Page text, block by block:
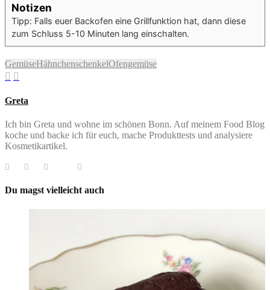
Notizen
Tipp: Falls euer Backofen eine Grillfunktion hat, dann diese
zum Schluss 5-10 Minuten lang einschalten.
GemüseHähnchenschenkelOfengemüse
Greta
Ich bin Greta und wohne im schönen Bonn. Auf meinem Food Blog
koche und backe ich für euch, mache Produkttests und analysiere
Kosmetikartikel.
Du magst vielleicht auch